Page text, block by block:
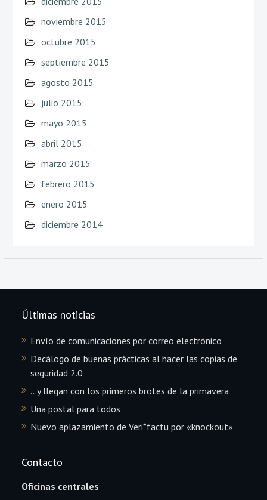
noviembre 2015
octubre 2015
septiembre 2015
agosto 2015
julio 2015
mayo 2015
abril 2015
marzo 2015
febrero 2015
enero 2015
diciembre 2014
Últimas noticias
Envío de comunicaciones por correo electrónico
Decálogo de buenas prácticas al hacer las copias de
seguridad 2.0
…y llegan con los primeros brotes de la primavera
Una postal para todos
Nuevo aplazamiento de Veri*factu por «knockout»
Contacto
Oficinas centrales